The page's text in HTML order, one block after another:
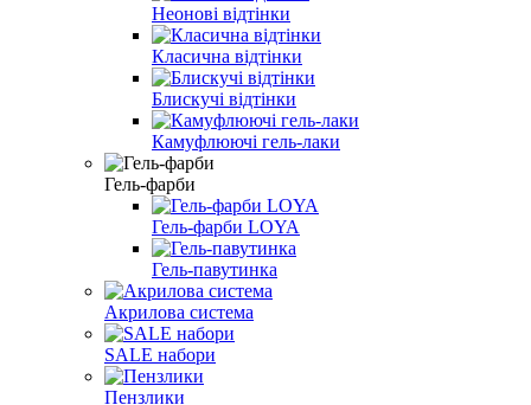
Неонові відтінки
Класична відтінки
Блискучі відтінки
Камуфлюючі гель-лаки
Гель-фарби
Гель-фарби LOYA
Гель-павутинка
Акрилова система
SALE набори
Пензлики